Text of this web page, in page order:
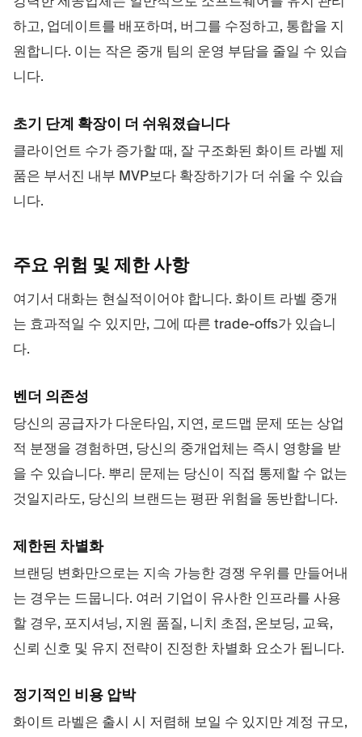
하고, 업데이트를 배포하며, 버그를 수정하고, 통합을 지
원합니다. 이는 작은 중개 팀의 운영 부담을 줄일 수 있습
니다.
초기 단계 확장이 더 쉬워졌습니다
클라이언트 수가 증가할 때, 잘 구조화된 화이트 라벨 제
품은 부서진 내부 MVP보다 확장하기가 더 쉬울 수 있습
니다.
주요 위험 및 제한사항
여기서 대화는 현실적이어야 합니다. 화이트 라벨 중개
는 효과적일 수 있지만, 그에 따른 trade-offs가 있습니
다.
벤더 의존성
당신의 공급자가 다운타임, 지연, 로드맵 문제 또는 상업
적 분쟁을 경험하면, 당신의 중개업체는 즉시 영향을 받
을 수 있습니다. 뿌리 문제는 당신이 직접 통제할 수 없는
것일지라도, 당신의 브랜드는 평판 위험을 동반합니다.
제한된 차별화
브랜딩 변화만으로는 지속 가능한 경쟁 우위를 만들어내
는 경우는 드뭅니다. 여러 기업이 유사한 인프라를 사용
할 경우, 포지셔닝, 지원 품질, 니치 초점, 온보딩, 교육,
신뢰 신호 및 유지 전략이 진정한 차별화 요소가 됩니다.
정기적인 비용 압박
화이트 라벨은 출시 시 저렴해 보일 수 있지만 계정 규모,